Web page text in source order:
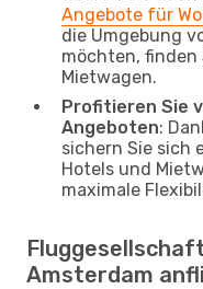
Angebote für
die Umgebung
möchten, finden
Mietwagen.
Profitieren Sie
Angeboten:
sichern Sie sich
Hotels und
maximale
Amsterdam